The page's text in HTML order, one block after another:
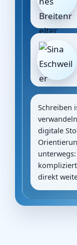
Schreiben
digitale
direkt